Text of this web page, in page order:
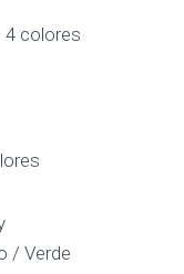
4 colores
/ Verde